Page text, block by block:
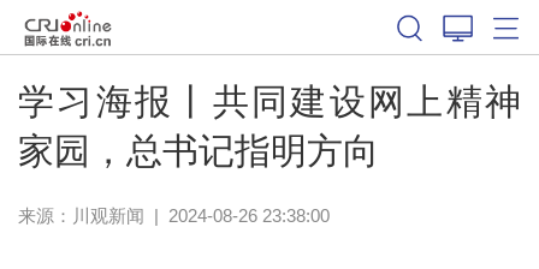
学习海报丨共同建设网上精神
家园，总书记指明方向
来源： 川观新闻 | 2024-08-26 23:38:00